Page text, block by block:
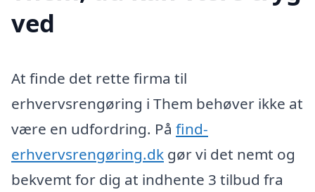
ved
At finde det rette firma til
erhvervsrengøring i Them behøver ikke at
være en udfordring. På find-
erhvervsrengøring.dk gør vi det nemt og
bekvemt for dig at indhente 3 tilbud fra